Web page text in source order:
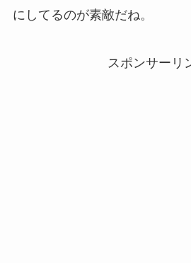
にしてるのが素敵だね。
スポンサーリ